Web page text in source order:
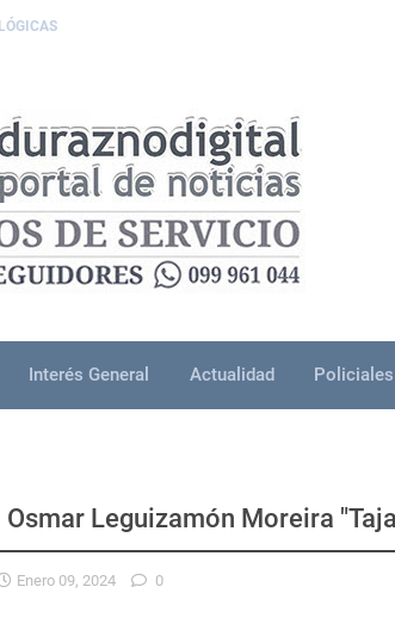
Interés General Actualidad Policiales
Osmar Leguizamón Moreira
Enero 09, 2024 0